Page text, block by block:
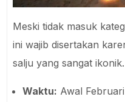
Meski tidak masuk
ini wajib disertakan
salju yang sangat ikonik.
Waktu: Awal